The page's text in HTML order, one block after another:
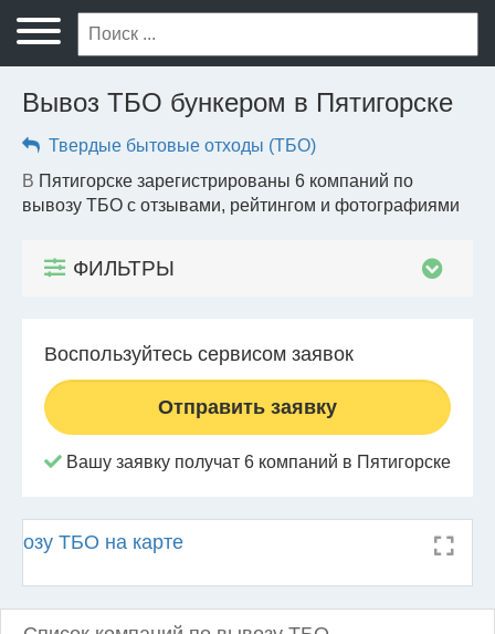
Вывоз ТБО бункером в Пятигорске
Твердые бытовые отходы (ТБО)
в Пятигорске зарегистрированы 6 компаний по
вывозу ТБО с отзывами, рейтингом и фотографиями
ФИЛЬТРЫ
Воспользуйтесь сервисом заявок
Отправить заявку
Вашу заявку получат 6 компаний в Пятигорске
ТБО на карте